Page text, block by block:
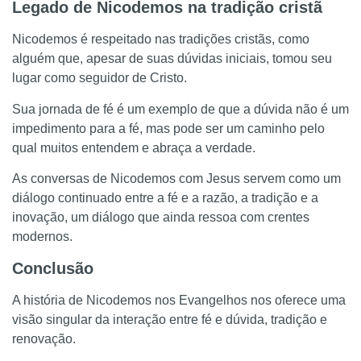
Legado de Nicodemos na tradição cristã
Nicodemos é respeitado nas tradições cristãs, como
alguém que, apesar de suas dúvidas iniciais, tomou seu
lugar como seguidor de Cristo.
Sua jornada de fé é um exemplo de que a dúvida não é um
impedimento para a fé, mas pode ser um caminho pelo
qual muitos entendem e abraça a verdade.
As conversas de Nicodemos com Jesus servem como um
diálogo continuado entre a fé e a razão, a tradição e a
inovação, um diálogo que ainda ressoa com crentes
modernos.
Conclusão
A história de Nicodemos nos Evangelhos nos oferece uma
visão singular da interação entre fé e dúvida, tradição e
renovação.